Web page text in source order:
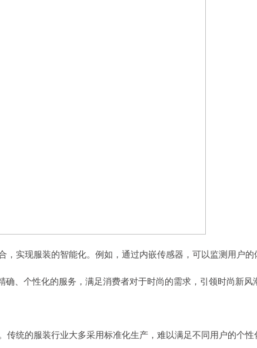
，实现服装的智能化。例如，通过内嵌传感器，可以监测用户
、个性化的服务，满足消费者对于时尚的需求，引领时尚新风
传统的服装行业大多采用标准化生产，难以满足不同用户的个